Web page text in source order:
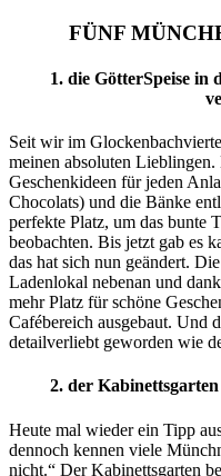
FÜNF
1. die GötterSpeise in
Seit wir im
meinen absoluten
Geschenkideen für jeden
Chocolats) und die Bänke
perfekte Platz, um das bunte
beobachten. Bis jetzt gab es
das hat sich nun geändert.
Ladenlokal nebenan und
mehr Platz für schöne
Cafébereich ausgebaut. Und
detailverliebt geworden wie
2. der
Heute mal wieder ein Tipp
dennoch kennen viele
nicht.“ Der Kabinettsgarten